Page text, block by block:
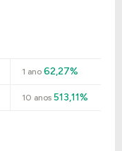
1 ano62,27%
10 anos513,11%